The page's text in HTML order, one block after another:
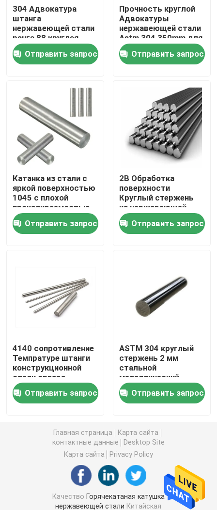
Дом
Продукты
Путешествие фабрики
Проверка качества
Свяжитесь мы
Новости
Горячекатаная катушка нержавеющей стали
Отполированная катушка нержавеющей стали
Металлический лист нержавеющей стали
Сваренная трубка нержавеющей стали
Круглая нержавеющая сталь штанга
прокладка нержавеющей стали
низкоуглеродистая стальная катушка
Лист стальной пластины углерода
304 Адвокатура
штанга
нержавеющей стали
ранга 88 круглая
отполировала
600mm для
украшения
Отправить запрос
Прочность круглой
Адвокатуры
нержавеющей стали
Astm 304 350mm для
конструкции
Отправить запрос
Катанка из стали с
яркой поверхностью
1045 с плохой
прокаливаемостью
Отправить запрос
2B Обработка
поверхности
Круглый стержень
из нержавеющей
стали 430
Отправить запрос
4140 сопротивление
Темпратуре штанги
конструкционной
стали сплава
высокое
Отправить запрос
ASTM 304 круглый
стержень 2 мм
стальной
металлический
стержень
холоднокатаный
Отправить запрос
Главная страница
Карта сайта
контактные данные
Desktop Site
Карта сайта
Privacy Policy
Качество Горячекатаная катушка
нержавеющей стали Китайская